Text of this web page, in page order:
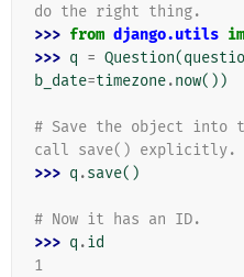
do the right thing.
>>> from django.utils
>>> q = Question(
b_date=timezone.now())
# Save the object into
call save() explicitly.
>>> q .save()
# Now it has an ID.
>>> q .id
1